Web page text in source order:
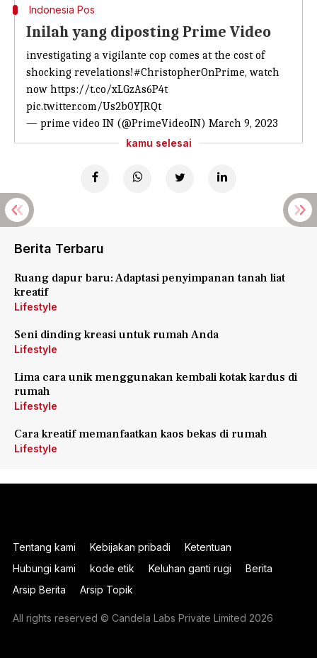
Indonesia Pos
Inilah yang diposting Prime Video
investigating a vigilante cop comes at the cost of
shocking revelations!#ChristopherOnPrime, watch
now https://t.co/xLGzAs6P4t
pic.twitter.com/Us2b0YJRQt
— prime video IN (@PrimeVideoIN) March 9, 2023
kamu selesai
Berita Terbaru
Ruang dapur baru: Adaptasi penyimpanan tanah liat
kreatif
Lifestyle
Seni dinding kreasi untuk rumah Anda
Lifestyle
Lima cara unik menggunakan kembali kotak kardus di
rumah
Lifestyle
Cara kreatif memanfaatkan kaos bekas di rumah
Lifestyle
Tentang kami Kebijakan pribadi
Ketentuan
Hubungi kami
kode etik Keluhan ganti rugi
Berita
Arsip Berita
Arsip Topik
All rights reserved © Candela Labs Private Limited 2026